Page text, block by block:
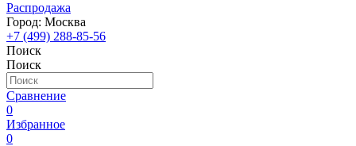
Распродажа
Город: Москва
+7 (499) 288-85-56
Поиск
Поиск
Сравнение
0
Избранное
0